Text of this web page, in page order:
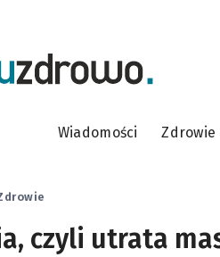
Wiadomości Zdrowie
czyli utrata